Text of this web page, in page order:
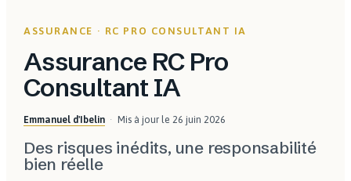
ASSURANCE · RC PRO CONSULTANT IA
Assurance RC Pro
Consultant IA
Emmanuel d'Ibelin Mis à jour le 26 juin 2026
Des risques inédits, une responsabilité
bien réelle